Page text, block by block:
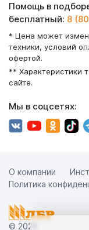
Помощь в
бесплатный: 8
* Цена может
техники, условий
офертой.
** Характеристики
сайте.
Мы в соцсетях:
© 2026
О компании
Политика